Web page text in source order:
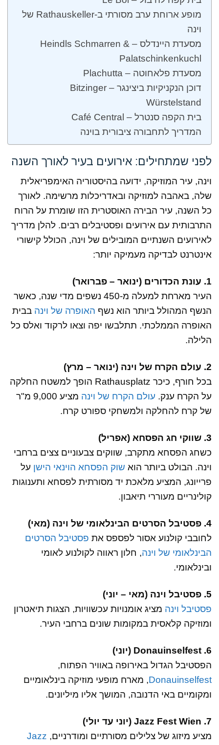
מופע ארוחת ערב מסורתי ב-Rathauskeller של
וינה
מסעדת היינדלס – Heindls Schmarren &
Palatschinkenkuchl
מסעדת פלאחוטה – Plachutta
דוכן הנקניקיות ביצינגר – Bitzinger
Würstelstand
בית הקפה סנטרל – Café Central
המדריך לתחבורה ציבורית בוינה
לפני שמתחילים: אירועים בעיר לאורך השנה
וינה, עיר המוזיקה, ידועה בהיסטוריה האימפריאלית
שלה, באהבה למוזיקה ובאדריכלות מרשימה. לאורך
כל השנה, עיר הבירה האוסטרית הזו שומרת על הרוח
התרבותית עם אירועים ופסטיבלים רבים. להלן מדריך
לאירועים השנתיים המובילים של וינה, הכולל קישורי
אינטרנט לבדיקה מעמיקה יותר:
1. עונת הכדורים (ינואר – פברואר)
העיר מארחת למעלה מ-450 נשפים מדי שנה, כאשר
הנשף המהולל ביותר הוא נשף האופרה של וינה בבית
האופרה הממלכתי. תתלבשו יפה וצאו לרקוד ואלס כל
הלילה.
2. עולם הקרח של וינה (ינואר – מרץ)
בכל חורף, כיכר Rathausplatz הופך למשטח החלקה
על הקרח ענק. עולם הקרח של וינה
מציע 9,000 מ"ר
של קרח להחלקה ולמשחקי ספורט קרח.
3. שווקי חג הפסחא (אפריל)
כשחג הפסחא מתקרב, שווקים צבעוניים צצים ברחבי
וינה. הבולט ביותר הוא שוק הפסחא הוינאי הישן על
פרייונג, המציע מלאכת יד מסורתית לפסחא ותענוגות
קולינריים מעוררי תיאבון.
4. פסטיבל הסרטים הבינלאומי של וינה (מאי)
לחובבי קולנוע אסור לפספס את פסטיבל הסרטים
הבינלאומי של וינה, חלון ראווה לקולנוע לאומי
ובינלאומי.
5. פסטיבל וינה (מאי – יוני)
פסטיבל וינה מציג אומנויות עכשוויות, הצגות תיאטרון
ומוזיקה קלאסית במקומות שונים ברחבי העיר.
6. Donauinselfest (יוני)
הפסטיבל הגדול באירופה באוויר הפתוח,
Donauinselfest, מארח מופעי מוזיקה בינלאומיים
ומקומיים באי הדנובה, המושך אליו מיליונים.
7. Jazz Fest Wien (יוני עד יולי)
מציע מיזוג של צלילים מסורתיים ומודרניים, Jazz